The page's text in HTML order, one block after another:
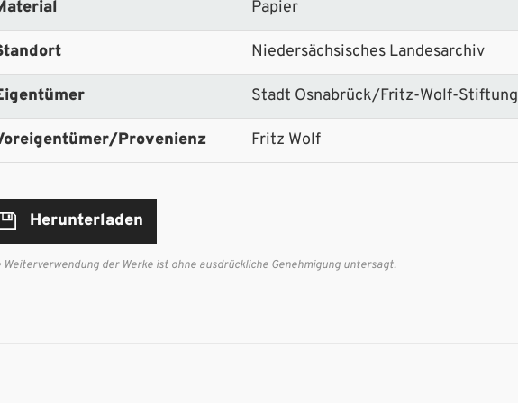
Papier
Niedersächsisches Landesarchiv
Stadt Osnabrück/Fritz-Wolf-Stiftung
Provenienz Fritz Wolf
Herunterladen
Weiterverwendung der Werke ist ohne ausdrückliche Genehmigung untersagt.